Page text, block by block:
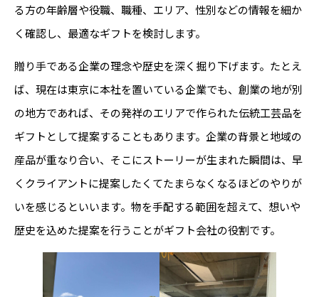
る方の年齢層や役職、職種、エリア、性別などの情報を細か
く確認し、最適なギフトを検討します。
贈り手である企業の理念や歴史を深く掘り下げます。たとえ
ば、現在は東京に本社を置いている企業でも、創業の地が別
の地方であれば、その発祥のエリアで作られた伝統工芸品を
ギフトとして提案することもあります。企業の背景と地域の
産品が重なり合い、そこにストーリーが生まれた瞬間は、早
くクライアントに提案したくてたまらなくなるほどのやりが
いを感じるといいます。物を手配する範囲を超えて、想いや
歴史を込めた提案を行うことがギフト会社の役割です。